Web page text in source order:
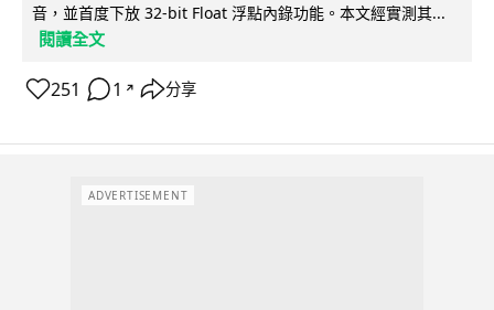
音，並首度下放 32-bit Float 浮點內錄功能。本文經實測其...
閱讀全文
251 1 ↗ 分享
ADVERTISEMENT